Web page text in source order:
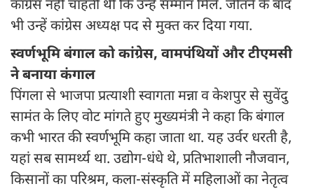
कांग्रेस नहीं चाहती थी कि उन्हें सम्मान मिले. जीतने के बाद
भी उन्हें कांग्रेस अध्यक्ष पद से मुक्त कर दिया गया.
स्वर्णभूमि बंगाल को कांग्रेस, वामपंथियों और टीएमसी
ने बनाया कंगाल
पिंगला से भाजपा प्रत्याशी स्वागता मन्ना व केशपुर से सुवेंदु
सामंत के लिए वोट मांगते हुए मुख्यमंत्री ने कहा कि बंगाल
कभी भारत की स्वर्णभूमि कहा जाता था. यह उर्वर धरती है,
यहां सब सामर्थ्य था. उद्योग-धंधे थे, प्रतिभाशाली नौजवान,
किसानों का परिश्रम, कला-संस्कृति में महिलाओं का नेतृत्व